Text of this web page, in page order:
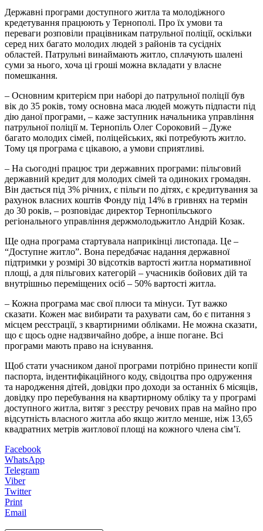
Державні програми доступного житла та молодіжного
кредетування працюють у Тернополі. Про їх умови та
переваги розповіли працівникам патрульної поліції, оскільки
серед них багато молодих людей з районів та сусідніх
областей. Патрульні винаймають житло, сплачують шалені
суми за нього, хоча ці гроші можна вкладати у власне
помешкання.
– Основним критерієм при наборі до патрульної поліції був
вік до 35 років, тому основна маса людей можуть підпасти під
дію даної програми, – каже заступник начальника управління
патрульної поліції м. Тернопіль Олег Сороковий – Дуже
багато молодих сімей, поліцейських, які потребують житло.
Тому ця програма є цікавою, а умови сприятливі.
– На сьогодні працює три державних програми: пільговий
державний кредит для молодих сімей та одиноких громадян.
Він дається під 3% річних, є пільги по дітях, є кредитування за
рахунок власних коштів Фонду під 14% в гривнях на термін
до 30 років, – розповідає директор Тернопільського
регіонального управління держмолодьжитло Андрій Козак.
Ще одна програма стартувала наприкінці листопада. Це –
“Доступне житло”. Вона передбачає надання державної
підтримки у розмірі 30 відсотків вартості житла нормативної
площі, а для пільгових категорій – учасників бойових дій та
внутрішньо переміщених осіб – 50% вартості житла.
– Кожна програма має свої плюси та мінуси. Тут важко
сказати. Кожен має вибирати та рахувати сам, бо є питання з
місцем реєстрації, з квартирними обліками. Не можна сказати,
що є щось одне надзвичайно добре, а інше погане. Всі
програми мають право на існування.
Щоб стати учасником даної програми потрібно принести копії
паспорта, індентифікаційного коду, свідоцтва про одруження
та народження дітей, довідки про доходи за останніх 6 місяців,
довідку про перебування на квартирному обліку та у програмі
доступного житла, витяг з реєстру речових прав на майно про
відсутність власного житла або якщо житло менше, ніж 13,65
квадратних метрів житлової площі на кожного члена сім’ї.
Facebook
WhatsApp
Telegram
Viber
Twitter
Print
Email